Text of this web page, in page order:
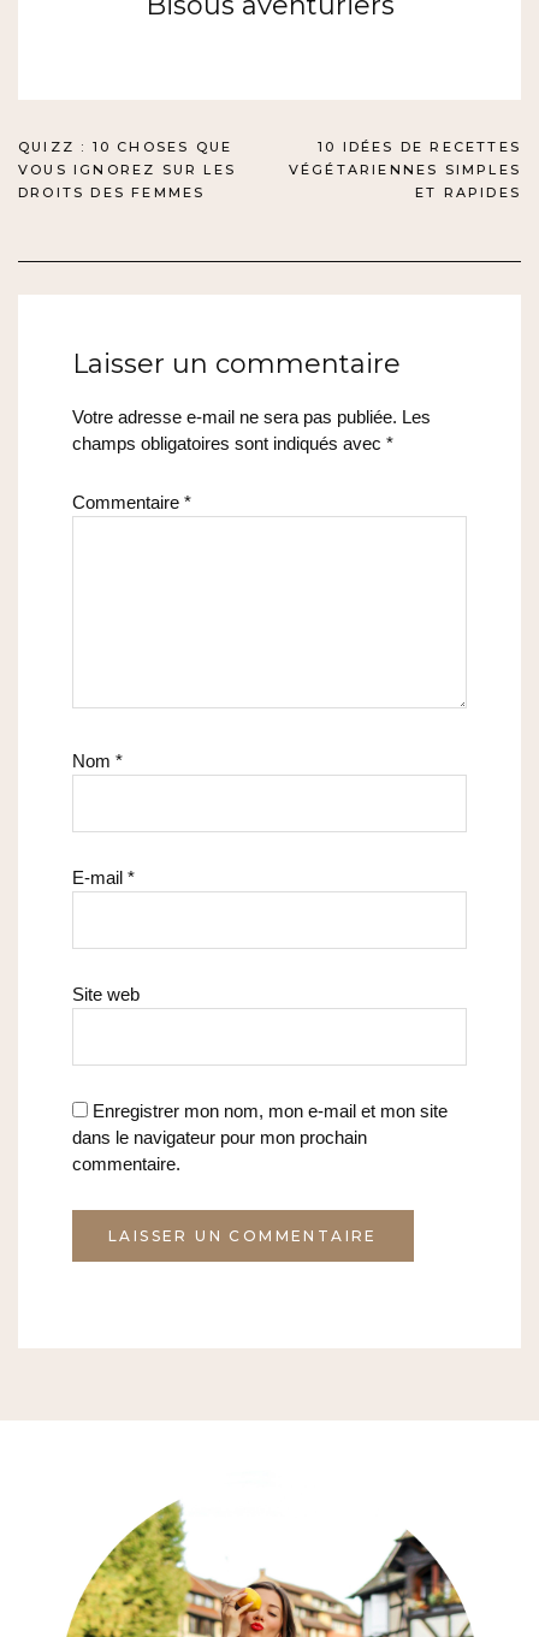
NAVIGATION
DE
QUIZZ : 10 CHOSES QUE
VOUS IGNOREZ SUR LES
DROITS DES FEMMES
10 IDÉES DE RECETTES
VÉGÉTARIENNES SIMPLES
ET RAPIDES
Laisser un commentaire
Votre adresse e-mail ne sera pas publiée. Les
champs obligatoires sont indiqués avec *
Commentaire *
Nom *
E-mail *
Site web
Enregistrer mon nom, mon e-mail et mon site
dans le navigateur pour mon prochain
commentaire.